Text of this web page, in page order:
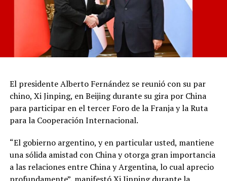
El presidente Alberto Fernández se reunió con su par
chino, Xi Jinping, en Beijing durante su gira por China
para participar en el tercer Foro de la Franja y la Ruta
para la Cooperación Internacional.
“El gobierno argentino, y en particular usted, mantiene
una sólida amistad con China y otorga gran importancia
a las relaciones entre China y Argentina, lo cual aprecio